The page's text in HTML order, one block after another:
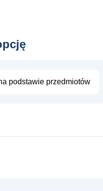
podstawie przedmiotów